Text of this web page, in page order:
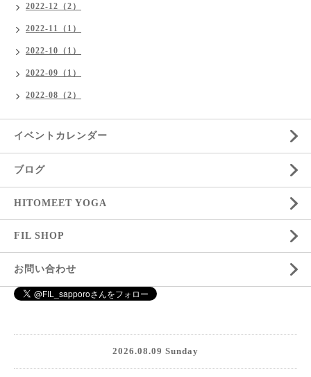
2022-12（2）
2022-11（1）
2022-10（1）
2022-09（1）
2022-08（2）
イベントカレンダー
ブログ
HITOMEET YOGA
FIL SHOP
お問い合わせ
2026.08.09 Sunday